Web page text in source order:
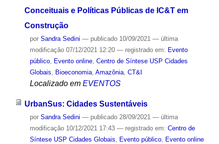
Conceituais e Políticas Públicas de IC&T em
Construção
por Sandra Sedini — publicado10/09/2021 — última
modificação07/12/2021 12:20 — registrado em: Evento
público, Evento online, Centro de Síntese USP Cidades
Globais
Bioeconomia, Amazônia, CT&I
Localizado em EVENTOS
UrbanSus: Cidades Sustentáveis
por Sandra Sedini — publicado28/09/2021 — última
modificação10/12/2021 17:43 — registrado em: Centro de
Síntese USP Cidades Globais, Evento público, Evento online